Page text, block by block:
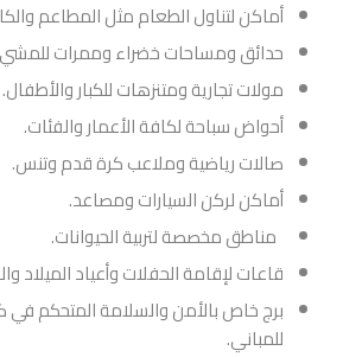
أماكن لتناول الطعام مثل المطاعم
حدائق ومساحات خضراء وممرات
مولات تجارية ومتنزهات للكبار والأطفال.
أحواض سباحة لكافة الأعمار والفئات.
صالات رياضية وملاعب كرة قدم وتنس.
أماكن لركن السيارات ومصاعد.
مناطق مخصصة لتربية الحيوانات.
قاعات لإقامة الحفلات وأعياد الميلاد
برج خاص بالأمن والسلامة المتحكم في
للمباني.